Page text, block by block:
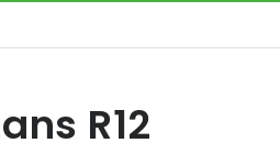
R12